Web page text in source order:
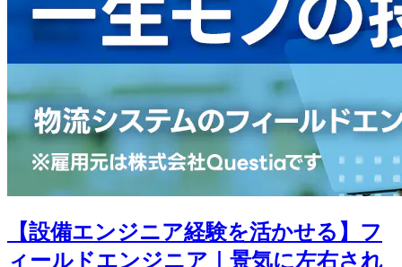
【設備エンジニア経験を活かせる】フ
ィールドエンジニア｜景気に左右され